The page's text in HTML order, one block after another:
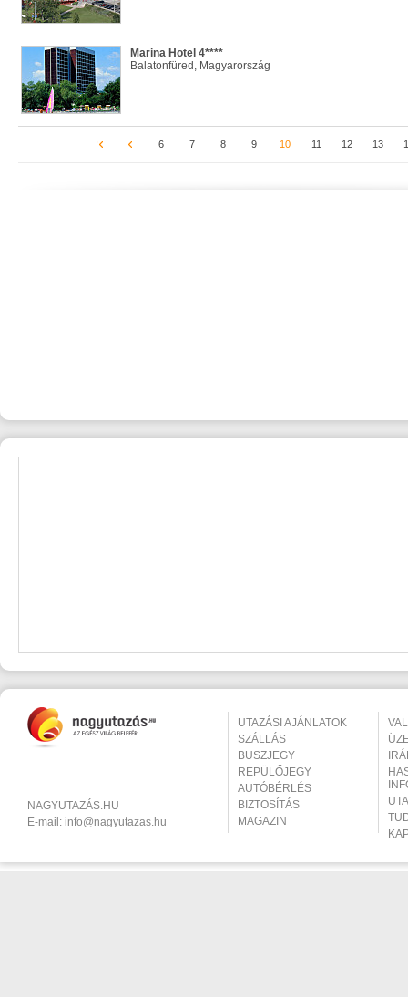
Marina Hotel 4****
Balatonfüred, Magyarország
6 7 8 9 10 11 12 13
NAGYUTAZÁS.HU
E-mail: info@nagyutazas.hu
UTAZÁSI AJÁNLATOK
SZÁLLÁS
BUSZJEGY
REPÜLŐJEGY
AUTÓBÉRLÉS
BIZTOSÍTÁS
MAGAZIN